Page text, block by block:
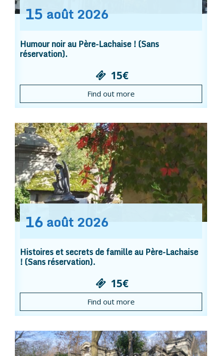
15 août 2026
Humour noir au Père-Lachaise ! (Sans
réservation).
15€
Find out more
16 août 2026
Histoires et secrets de famille au Père-Lachaise
! (Sans réservation).
15€
Find out more